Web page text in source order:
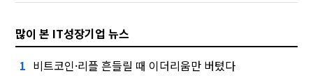
많이 본 IT성장기업 뉴스
1 비트코인·리플 흔들릴 때 이더리움만 버텼다